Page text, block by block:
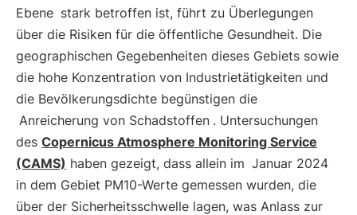
Ebene stark betroffen ist, führt zu Überlegungen
über die Risiken für die öffentliche Gesundheit. Die
geographischen Gegebenheiten dieses Gebiets sowie
die hohe Konzentration von Industrietätigkeiten und
die Bevölkerungsdichte begünstigen die
Anreicherung von Schadstoffen . Untersuchungen
des Copernicus Atmosphere Monitoring Service
(CAMS) haben gezeigt, dass allein im Januar 2024
in dem Gebiet PM10-Werte gemessen wurden, die
über der Sicherheitsschwelle lagen, was Anlass zur